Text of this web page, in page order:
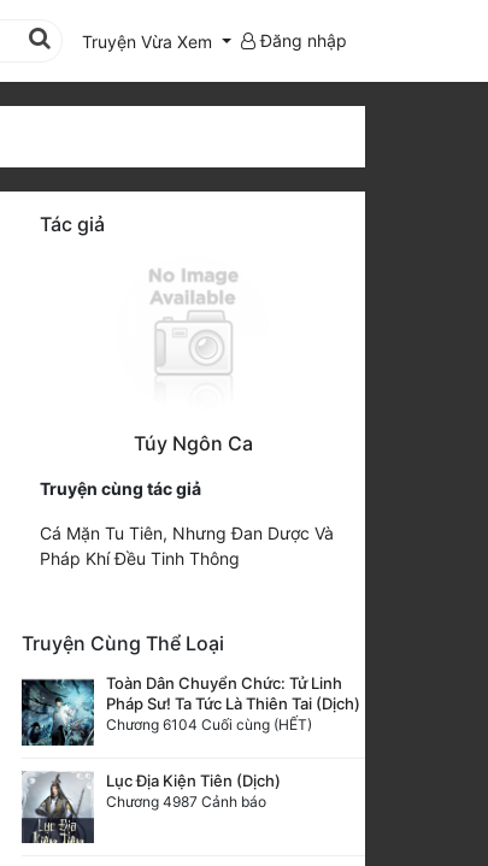
Truyện Vừa Xem Đăng nhập
Tác giả
Túy Ngôn Ca
Truyện cùng tác giả
Cá Mặn Tu Tiên, Nhưng Đan Dược Và
Pháp Khí Đều Tinh Thông
Truyện Cùng Thể Loại
Toàn Dân Chuyển Chức: Tử Linh
Pháp Sư! Ta Tức Là Thiên Tai (Dịch)
Chương 6104 Cuối cùng (HẾT)
Lục Địa Kiện Tiên (Dịch)
Chương 4987 Cảnh báo